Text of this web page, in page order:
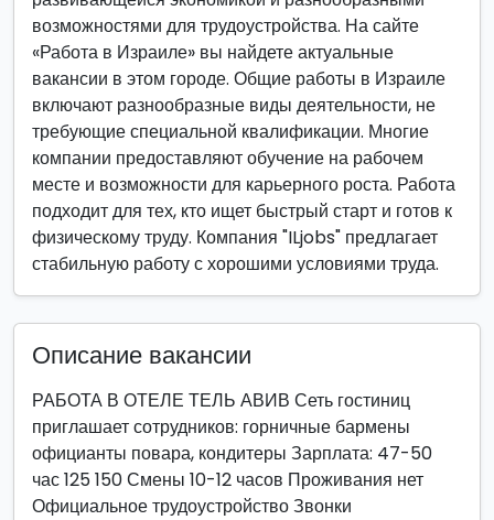
возможностями для трудоустройства. На сайте
«Работа в Израиле» вы найдете актуальные
вакансии в этом городе. Общие работы в Израиле
включают разнообразные виды деятельности, не
требующие специальной квалификации. Многие
компании предоставляют обучение на рабочем
месте и возможности для карьерного роста. Работа
подходит для тех, кто ищет быстрый старт и готов к
физическому труду. Компания "ILjobs" предлагает
стабильную работу с хорошими условиями труда.
Описание вакансии
РАБОТА В ОТЕЛЕ ТЕЛЬ АВИВ Сеть гостиниц
приглашает сотрудников: горничные бармены
официанты повара, кондитеры Зарплата: 47-50
час 125 150 Смены 10-12 часов Проживания нет
Официальное трудоустройство Звонки